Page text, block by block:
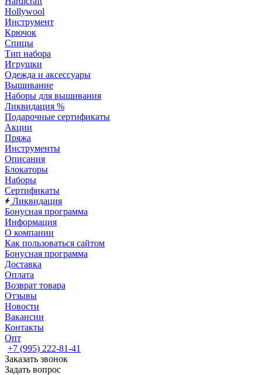
Hollywool
Инструмент
Крючок
Спицы
Тип набора
Игрушки
Одежда и аксессуары
Вышивание
Наборы для вышивания
Ликвидация %
Подарочные сертификаты
Акции
Пряжа
Инструменты
Описания
Блокаторы
Наборы
Сертификаты
Ликвидация
Бонусная программа
Информация
О компании
Как пользоваться сайтом
Бонусная программа
Доставка
Оплата
Возврат товара
Отзывы
Новости
Вакансии
Контакты
Опт
+7 (995) 222-81-41
Заказать звонок
Задать вопрос